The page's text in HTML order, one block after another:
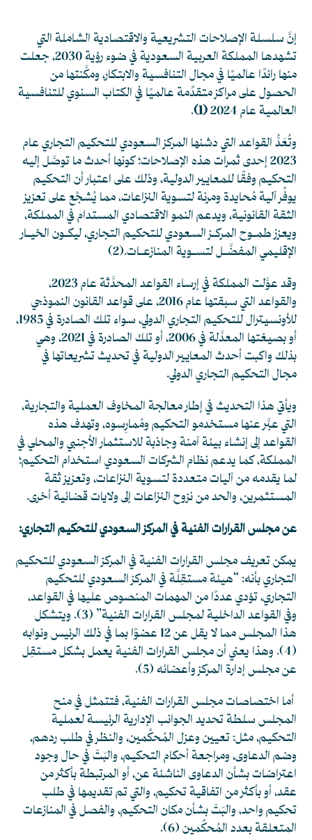
إنَّ سلسلة الإصلاحات التشريعية والاقتصادية الشاملة التي
تشهدها المملكة العربية السعودية في ضوء رؤية 2030، جعلت
منها رائدًا عالميًا في مجال التنافسية والابتكار، ومكَّنتها من
الحصول على مراكز متقدِّمة عالميًا في الكتاب السنوي للتنافسية
العالمية عام 2024
(1)
.
وتُعَدُّ القواعد التي دشنها المركز السعودي للتحكيم التجاري عام
2023 إحدى ثمرات هذه الإصلاحات؛ كونها أحدث ما توصَّل إليه
التحكيم وفقًا للمعايير الدولية، وذلك على اعتبار أن التحكيم
يوفِّر آلية مُحايدة ومرنة لتسوية النزاعات، مما يُشجِّع على تعزيز
الثقة القانونية، ويدعم النمو الاقتصادي المستدام في المملكة،
ويعزز طمـوح المركـز السعودي للتحكيم التجاري، ليكـون الخيـار
الإقليمي المفضَّـل لتسـوية المنازعـات.(2)
وقد عوَّلت المملكة في إرساء القواعد المحدَّثة عام 2023،
والقواعد التي سبقتها عام 2016، على قواعد
القانون النموذجي
للأونسيترالللتحكيم التجاري الدولي،سواء تلك الصادرة في 1985
،
أو بصيغتها المعدَّلة في 2006، أو تلك الصادرة في 2021
،وهي
بذلك واكبت أحدث المعايير الدولية في تحديث تشريعاتها في
مجال التحكيم التجاري الدولي.
ويأتي هذا التحديث في إطار معالجة المخاوف العملية والتجارية،
التي عبَّر عنها مستخدمو التحكيم ومُمارِسوه، وتهدف هذه
القواعد إلى إنشاء بيئة آمنة وجاذبة للاستثمار الأجنبي والمحلي في
المملكة، كما يدعم نظام الشركات السعودي استخدام التحكيم؛
لما يقدمه من آليات متعددة لتسوية النزاعات، وتعزيز ثقة
المستثمرين، والحد من نزوح النزاعات إلى ولايات قضائية أخرى.
عن مجلس القرارات الفنية في المركز السعودي للتحكيم التجاري:
يمكن تعريف مجلس القرارات الفنية في المركز السعودي للتحكيم
التجاري بأنه: “هيئة مستقِلَّة في المركز السعودي للتحكيم
التجاري، تؤدي عددًا من المهمات المنصوص عليها في القواعد،
وفي القواعد الداخلية لمجلس القرارات الفنية” (3)
. ويتشكل
هذا المجلس مما لا يقل عن 12 عضوًا بما في ذلك الرئيس ونوابه
(4)
. وهذا يعني أن مجلس القرارات الفنية يعمل بشكل مستقِل
عن مجلس إدارة المركز وأعضائه(5)
.
أما اختصاصات مجلس القرارات الفنية، فتتمثل في منح
المجلس سلطة تحديد الجوانب الإدارية الرئيسة لعملية
التحكيم، مثل: تعيين وعزل المُحكِّمين، والنظر في طلب ردهم،
وضم الدعاوى، ومراجعة أحكام التحكيم، والبَتّ في حال وجود
اعتراضات بشأن الدعاوى الناشئة عن، أو المرتبطة بأكثر من
عقد، أو بأكثر من اتفاقية تحكيم، والتي تم تقديمها في طلب
تحكيم واحد، والبَتّ بشأن مكان التحكيم، والفصل في المنازعات
المتعلقة بعدد المُحكِّمين(6)
.